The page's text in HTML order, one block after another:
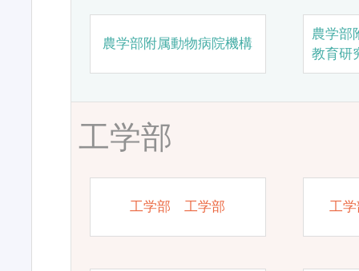
農学部附属動物病院機構
農学部
教育研
工学部
工学部 工学部 工